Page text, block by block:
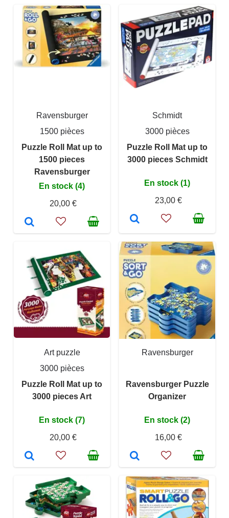
Ravensburger
1500 pièces
Puzzle Roll Mat up to
1500 pieces
Ravensburger
En stock (4)
20,00 €
Schmidt
3000 pièces
Puzzle Roll Mat up to
3000 pieces Schmidt
En stock (1)
23,00 €
Art puzzle
3000 pièces
Puzzle Roll Mat up to
3000 pieces Art
En stock (7)
20,00 €
Ravensburger
Ravensburger Puzzle
Organizer
En stock (2)
16,00 €